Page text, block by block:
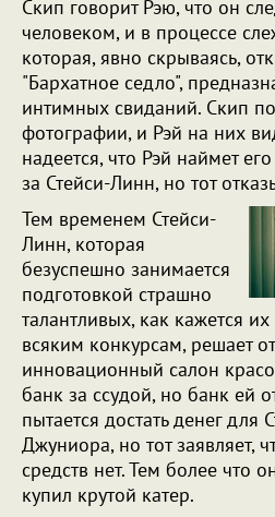
Скип говорит Рэю, что он
человеком, и в процессе
которая, явно скрываясь,
"Бархатное седло",
интимных свиданий. Скип
фотографии, и Рэй на них
надеется, что Рэй наймет
за Стейси-Линн, но тот
Тем временем Стейси-
Линн, которая
безуспешно занимается
подготовкой страшно
талантливых, как кажется
всяким конкурсам, решает
инновационный салон
банк за ссудой, но банк ей
пытается достать денег для
Джуниора, но тот заявляет,
средств нет. Тем более что
купил крутой катер.